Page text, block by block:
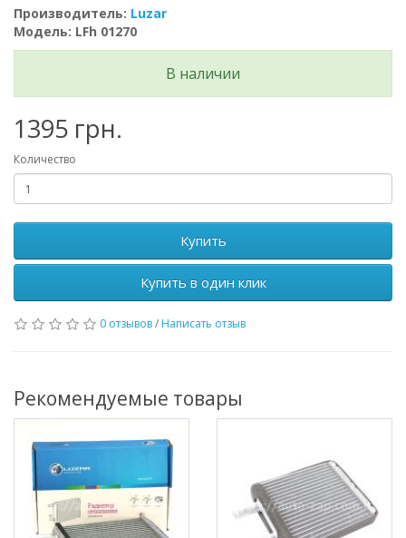
Производитель: Luzar
Модель: LFh 01270
В наличии
1395 грн.
Количество
Купить
Купить в один клик
0 отзывов/ Написать отзыв
Рекомендуемые товары